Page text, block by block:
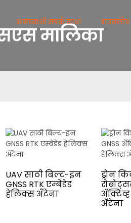
आमच्याशी संपर्क साधा
मालिका
UAV साठी बिल्ट-इन
GNSS RTK एम्बेडेड
हेलिक्स अँटेना
ड्रोन
अँटेना